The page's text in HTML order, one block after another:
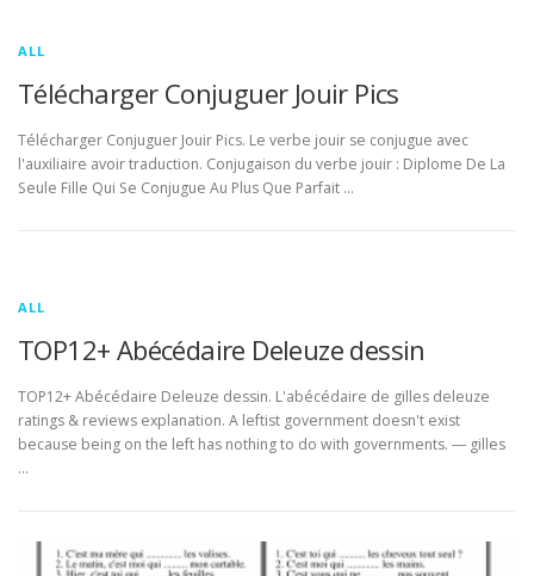
ALL
Télécharger Conjuguer Jouir Pics
Télécharger Conjuguer Jouir Pics. Le verbe jouir se conjugue avec
l'auxiliaire avoir traduction. Conjugaison du verbe jouir : Diplome De La
Seule Fille Qui Se Conjugue Au Plus Que Parfait …
ALL
TOP12+ Abécédaire Deleuze dessin
TOP12+ Abécédaire Deleuze dessin. L'abécédaire de gilles deleuze
ratings & reviews explanation. A leftist government doesn't exist
because being on the left has nothing to do with governments. ― gilles
…